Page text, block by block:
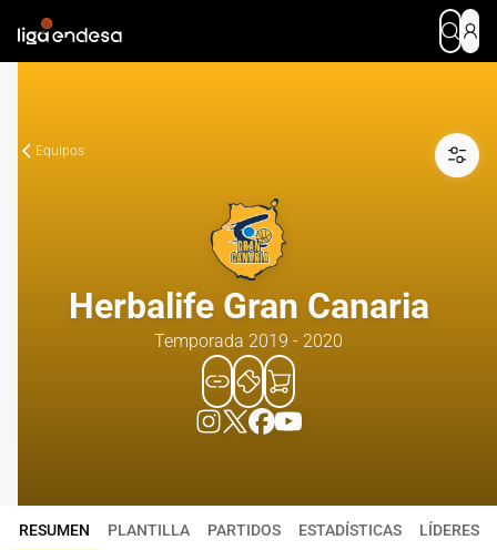
Equipos
Herbalife Gran Canaria
Temporada 2019 - 2020
RESUMEN PLANTILLA PARTIDOS ESTADÍSTICAS LÍDERES